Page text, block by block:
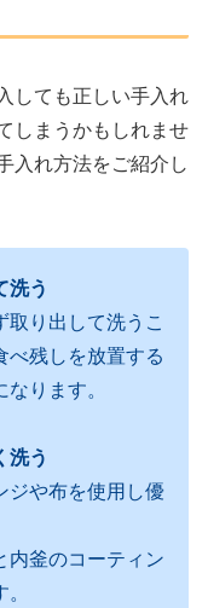
しても正しい手入れ
しまうかもしれませ
入れ方法をご紹介し
洗う
り出して洗うこ
べ残しを放置する
ります。
洗う
ジや布を使用し優
内釜のコーティン